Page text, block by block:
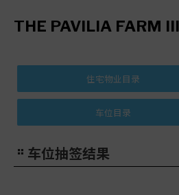
THE PAVILIA FARM
车位抽签结果